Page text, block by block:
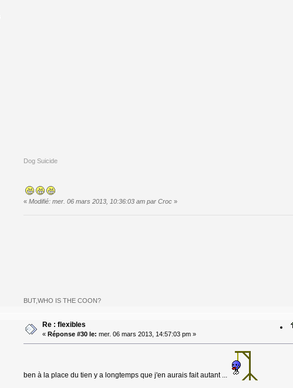
Dog Suicide
« Modifié: mer. 06 mars 2013, 10:36:03 am par Croc»
BUT,WHO IS THE COON?
Re : flexibles
« Réponse #30 le: mer. 06 mars 2013, 14:57:03 pm »
ben à la place du tien y a longtemps que j'en aurais fait autant ...